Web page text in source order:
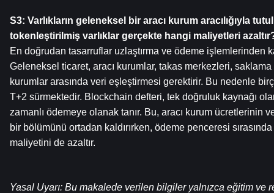
S3: Varlıkların geleneksel bir aracı kurum aracılığıyla
tokenleştirilmiş varlıklar gerçekte hangi maliyetleri
En doğrudan tasarruflar uzlaştırma ve ödeme işlemlerinden
Geleneksel ticaret, aracı kurumlar, takas merkezleri, saklama
kurumlar arasında veri eşleştirmesi gerektirir. Bu nedenle
T+2 sürmektedir. Blockchain defteri, tek doğruluk kaynağı
zamanlı ödemeye olanak tanır. Bu, aracı kurum ücretlerinin
bir bölümünü ortadan kaldırırken, ödeme penceresi
maliyetini de azaltır.
Yasal Uyarı: Bu makalede verilen bilgiler yalnızca eğitim ve